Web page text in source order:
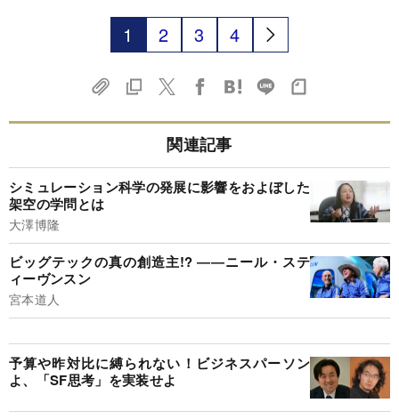
1 2 3 4
関連記事
シミュレーション科学の発展に影響をおよぼした
架空の学問とは
大澤博隆
ビッグテックの真の創造主!? ――ニール・ステ
ィーヴンスン
宮本道人
予算や昨対比に縛られない！ビジネスパーソン
よ、「SF思考」を実装せよ